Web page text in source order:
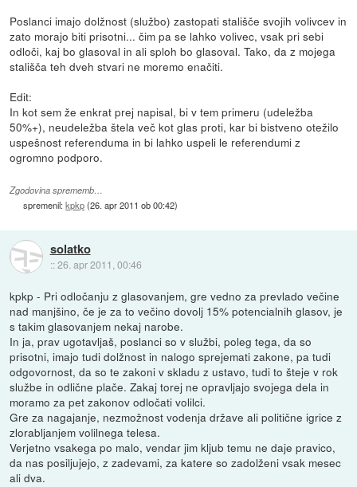
Poslanci imajo dolžnost (službo) zastopati stališče svojih volivcev in
zato morajo biti prisotni... čim pa se lahko volivec, vsak pri sebi
odloči, kaj bo glasoval in ali sploh bo glasoval. Tako, da z mojega
stališča teh dveh stvari ne moremo enačiti.
Edit:
In kot sem že enkrat prej napisal, bi v tem primeru (udeležba
50%+), neudeležba štela več kot glas proti, kar bi bistveno otežilo
uspešnost referenduma in bi lahko uspeli le referendumi z
ogromno podporo.
Zgodovina sprememb…
spremenil:kpkp(26. apr 2011 ob 00:42)
solatko
::26. apr 2011, 00:46
kpkp - Pri odločanju z glasovanjem, gre vedno za prevlado večine
nad manjšino, če je za to večino dovolj 15% potencialnih glasov, je
s takim glasovanjem nekaj narobe.
In ja, prav ugotavljaš, poslanci so v službi, poleg tega, da so
prisotni, imajo tudi dolžnost in nalogo sprejemati zakone, pa tudi
odgovornost, da so te zakoni v skladu z ustavo, tudi to šteje v rok
službe in odlične plače. Zakaj torej ne opravljajo svojega dela in
moramo za pet zakonov odločati volilci.
Gre za nagajanje, nezmožnost vodenja države ali politične igrice z
zlorabljanjem volilnega telesa.
Verjetno vsakega po malo, vendar jim kljub temu ne daje pravico,
da nas posiljujejo, z zadevami, za katere so zadolženi vsak mesec
ali dva.